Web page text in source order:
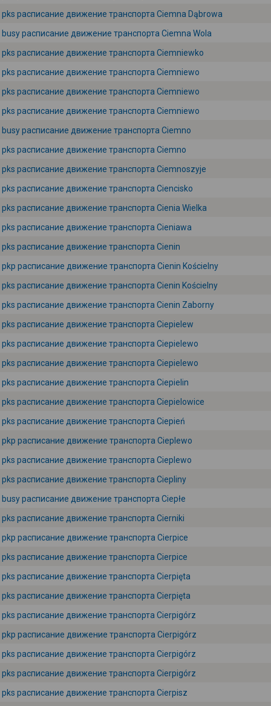
pks расписание движение транспорта Ciemna Dąbrowa
busy расписание движение транспорта Ciemna Wola
pks расписание движение транспорта Ciemniewko
pks расписание движение транспорта Ciemniewo
pks расписание движение транспорта Ciemniewo
pks расписание движение транспорта Ciemniewo
busy расписание движение транспорта Ciemno
pks расписание движение транспорта Ciemno
pks расписание движение транспорта Ciemnoszyje
pks расписание движение транспорта Ciencisko
pks расписание движение транспорта Cienia Wielka
pks расписание движение транспорта Cieniawa
pks расписание движение транспорта Cienin
pkp расписание движение транспорта Cienin Kościelny
pks расписание движение транспорта Cienin Kościelny
pks расписание движение транспорта Cienin Zaborny
pks расписание движение транспорта Ciepielew
pks расписание движение транспорта Ciepielewo
pks расписание движение транспорта Ciepielewo
pks расписание движение транспорта Ciepielin
pks расписание движение транспорта Ciepielowice
pks расписание движение транспорта Ciepień
pkp расписание движение транспорта Cieplewo
pks расписание движение транспорта Cieplewo
pks расписание движение транспорта Ciepliny
busy расписание движение транспорта Ciepłe
pks расписание движение транспорта Cierniki
pkp расписание движение транспорта Cierpice
pks расписание движение транспорта Cierpice
pks расписание движение транспорта Cierpięta
pks расписание движение транспорта Cierpięta
pks расписание движение транспорта Cierpigórz
pkp расписание движение транспорта Cierpigórz
pks расписание движение транспорта Cierpigórz
pks расписание движение транспорта Cierpigórz
pks расписание движение транспорта Cierpisz